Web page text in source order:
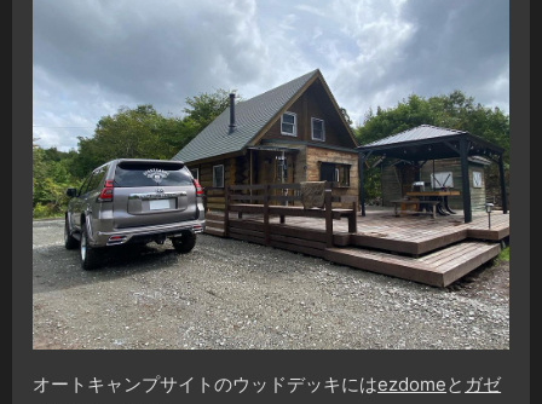
オートキャンプサイトのウッドデッキにはezdomeと ガゼ